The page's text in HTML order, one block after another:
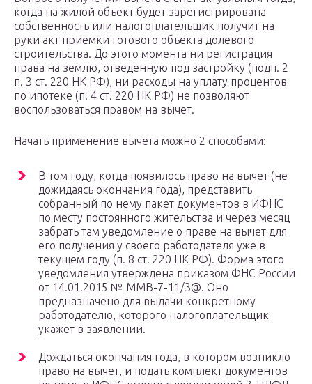
когда на жилой объект будет зарегистрирована
собственность или налогоплательщик получит на
руки акт приемки готового объекта долевого
строительства. До этого момента ни регистрация
права на землю, отведенную под застройку (подп. 2
п. 3 ст. 220 НК РФ), ни расходы на уплату процентов
по ипотеке (п. 4 ст. 220 НК РФ) не позволяют
воспользоваться правом на вычет.
Начать применение вычета можно 2 способами:
В том году, когда появилось право на вычет (не
дожидаясь окончания года), представить
собранный по нему пакет документов в ИФНС
по месту постоянного жительства и через месяц
забрать там уведомление о праве на вычет для
его получения у своего работодателя уже в
текущем году (п. 8 ст. 220 НК РФ). Форма этого
уведомления утверждена приказом ФНС России
от 14.01.2015 № ММВ-7-11/3@. Оно
предназначено для выдачи конкретному
работодателю, которого налогоплательщик
укажет в заявлении.
Дождаться окончания года, в котором возникло
право на вычет, и подать комплект документов